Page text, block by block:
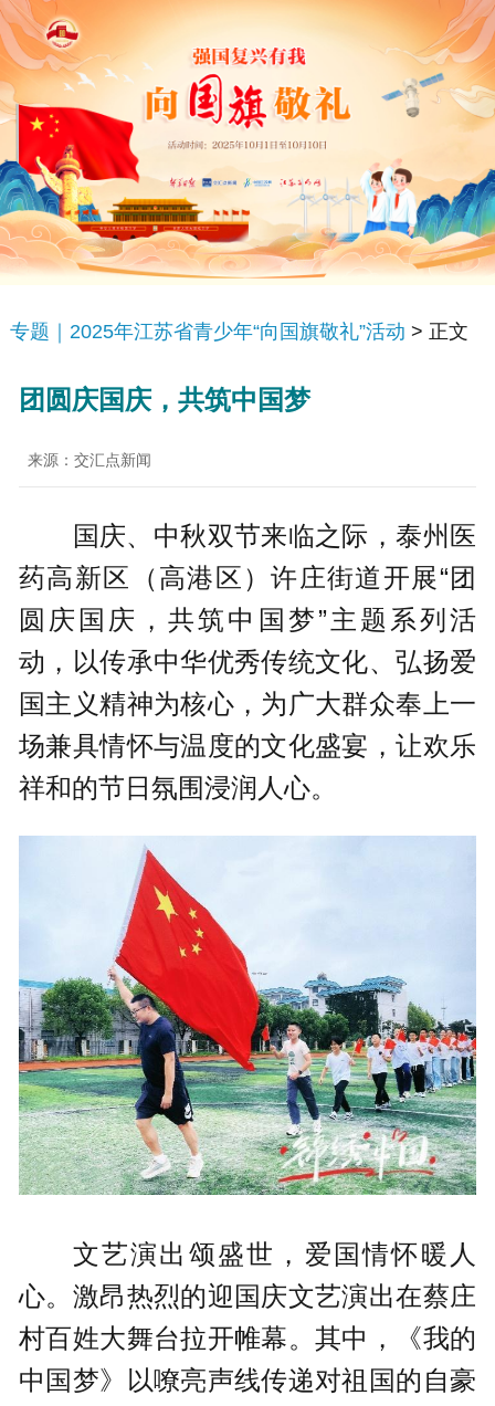
专题｜2025年江苏省青少年“向国旗敬礼”活动 > 正文
团圆庆国庆，共筑中国梦
来源：交汇点新闻
国庆、中秋双节来临之际，泰州医
药高新区（高港区）许庄街道开展“团
圆庆国庆，共筑中国梦”主题系列活
动，以传承中华优秀传统文化、弘扬爱
国主义精神为核心，为广大群众奉上一
场兼具情怀与温度的文化盛宴，让欢乐
祥和的节日氛围浸润人心。
文艺演出颂盛世，爱国情怀暖人
心。激昂热烈的迎国庆文艺演出在蔡庄
村百姓大舞台拉开帷幕。其中，《我的
中国梦》以嘹亮声线传递对祖国的自豪